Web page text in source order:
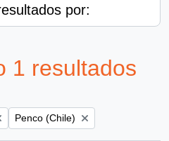
por:
1 resultados
Remove filter:
Penco (Chile)